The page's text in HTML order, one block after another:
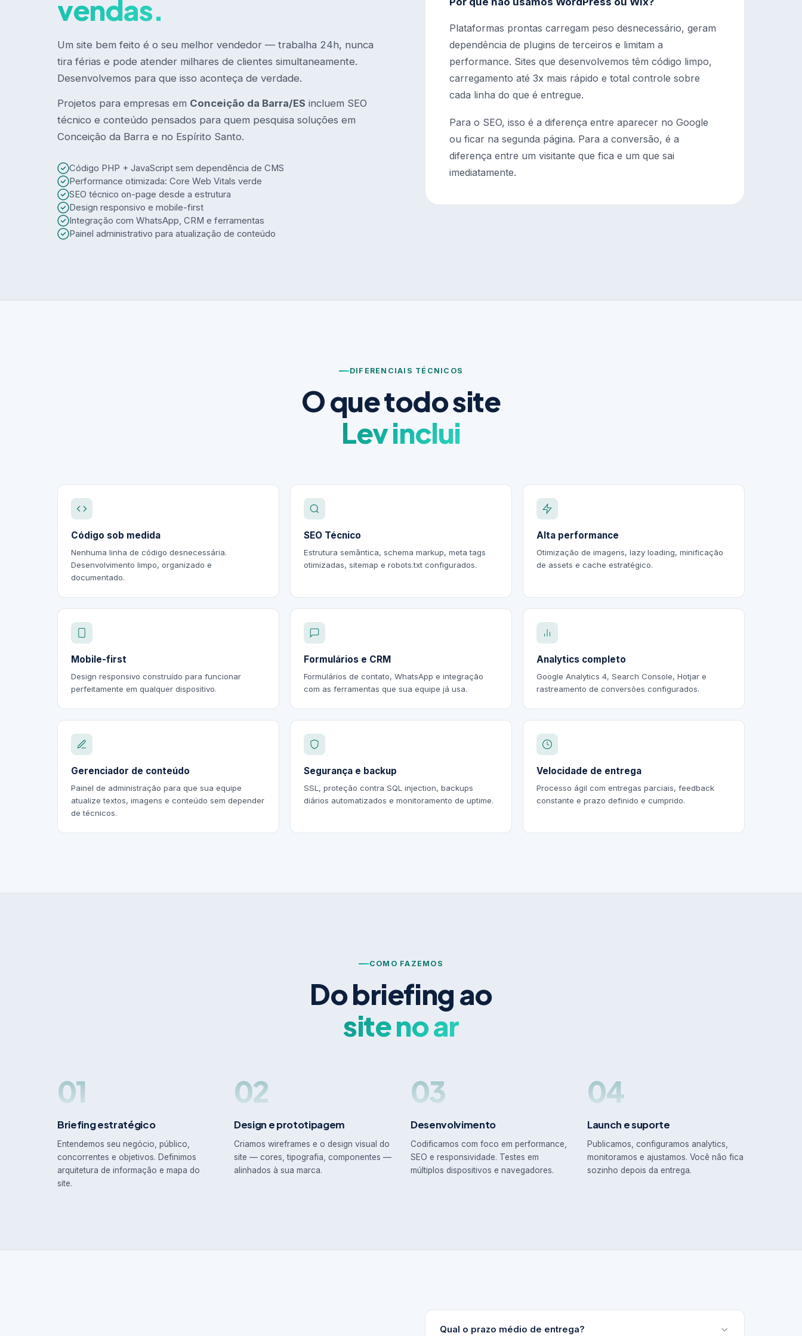
vendas.
Um site bem feito é o seu melhor vendedor — trabalha 24h, nunca
tira férias e pode atender milhares de clientes simultaneamente.
Desenvolvemos para que isso aconteça de verdade.
Projetos para empresas em Conceição da Barra/ES incluem SEO
técnico e conteúdo pensados para quem pesquisa soluções em
Conceição da Barra e no Espírito Santo.
Código PHP + JavaScript sem dependência de CMS
Performance otimizada: Core Web Vitals verde
SEO técnico on-page desde a estrutura
Design responsivo e mobile-first
Integração com WhatsApp, CRM e ferramentas
Painel administrativo para atualização de conteúdo
Plataformas prontas carregam peso desnecessário, geram
dependência de plugins de terceiros e limitam a
performance. Sites que desenvolvemos têm código limpo,
carregamento até 3x mais rápido e total controle sobre
cada linha do que é entregue.
Para o SEO, isso é a diferença entre aparecer no Google
ou ficar na segunda página. Para a conversão, é a
diferença entre um visitante que fica e um que sai
imediatamente.
DIFERENCIAIS TÉCNICOS
O que todo site
Lev inclui
Código sob medida
Nenhuma linha de código desnecessária.
Desenvolvimento limpo, organizado e
documentado.
SEO Técnico
Estrutura semântica, schema markup, meta tags
otimizadas, sitemap e robots.txt configurados.
Alta performance
Otimização de imagens, lazy loading, minificação
de assets e cache estratégico.
Mobile-first
Design responsivo construído para funcionar
perfeitamente em qualquer dispositivo.
Formulários e CRM
Formulários de contato, WhatsApp e integração
com as ferramentas que sua equipe já usa.
Analytics completo
Google Analytics 4, Search Console, Hotjar e
rastreamento de conversões configurados.
Gerenciador de conteúdo
Painel de administração para que sua equipe
atualize textos, imagens e conteúdo sem depender
de técnicos.
Segurança e backup
SSL, proteção contra SQL injection, backups
diários automatizados e monitoramento de uptime.
Velocidade de entrega
Processo ágil com entregas parciais, feedback
constante e prazo definido e cumprido.
COMO FAZEMOS
Do briefing ao
site no ar
01
Briefing estratégico
Entendemos seu negócio, público,
concorrentes e objetivos. Definimos
arquitetura de informação e mapa do
site.
02
Design e prototipagem
Criamos wireframes e o design visual do
site — cores, tipografia, componentes —
alinhados à sua marca.
03
Desenvolvimento
Codificamos com foco em performance,
SEO e responsividade. Testes em
múltiplos dispositivos e navegadores.
04
Launch e suporte
Publicamos, configuramos analytics,
monitoramos e ajustamos. Você não fica
sozinho depois da entrega.
Qual o prazo médio de entrega?